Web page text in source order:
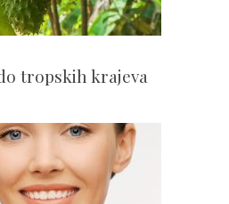
tropskih krajeva